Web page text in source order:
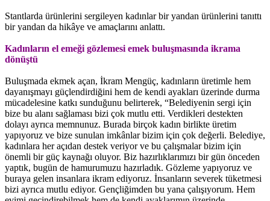
Stantlarda ürünlerini sergileyen kadınlar bir yandan ürünlerini tanıttı
bir yandan da hikâye ve amaçlarını anlattı.
Kadınların el emeği gözlemesi emek buluşmasında ikrama
dönüştü
Buluşmada ekmek açan, İkram Mengüç, kadınların üretimle hem
dayanışmayı güçlendirdiğini hem de kendi ayakları üzerinde durma
mücadelesine katkı sunduğunu belirterek, “Belediyenin sergi için
bize bu alanı sağlaması bizi çok mutlu etti. Verdikleri destekten
dolayı ayrıca memnunuz. Burada birçok kadın birlikte üretim
yapıyoruz ve bize sunulan imkânlar bizim için çok değerli. Belediye,
kadınlara her açıdan destek veriyor ve bu çalışmalar bizim için
önemli bir güç kaynağı oluyor. Biz hazırlıklarımızı bir gün önceden
yaptık, bugün de hamurumuzu hazırladık. Gözleme yapıyoruz ve
buraya gelen insanlara ikram ediyoruz. İnsanların severek tüketmesi
bizi ayrıca mutlu ediyor. Gençliğimden bu yana çalışıyorum. Hem